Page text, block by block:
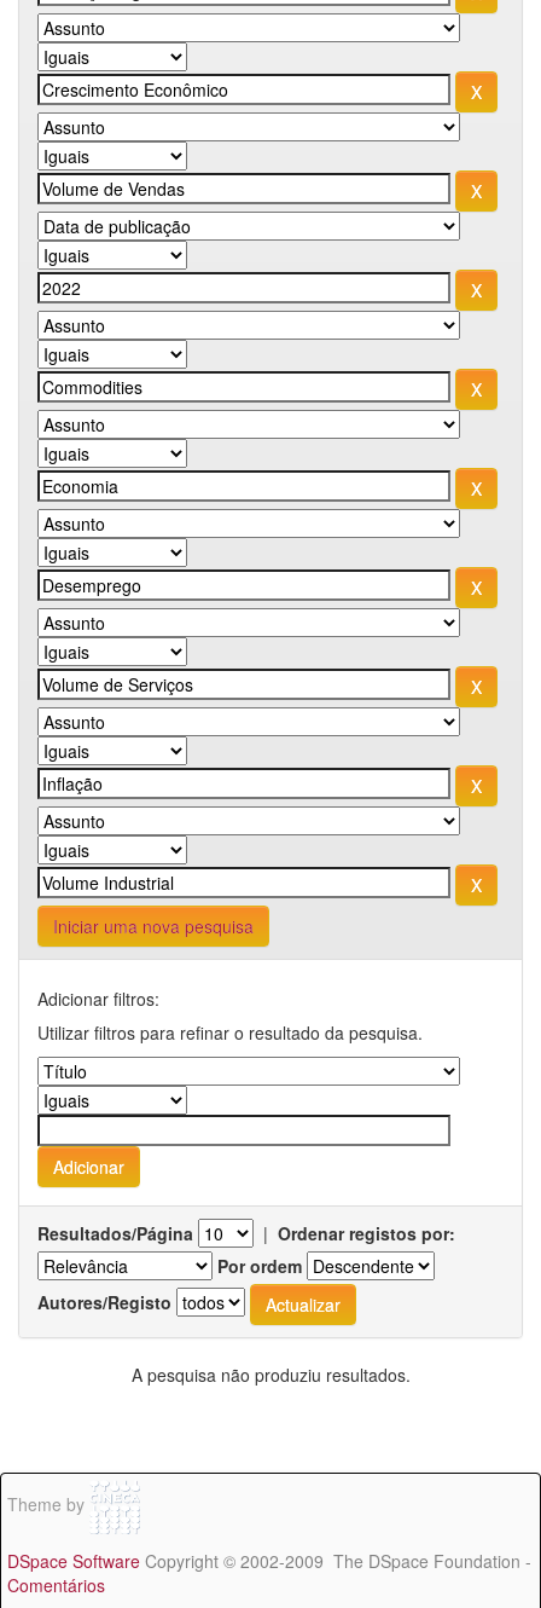
Iniciar uma nova pesquisa
Adicionar filtros:
Utilizar filtros para refinar o resultado da pesquisa.
Resultados/Página | Ordenar registos por:
Por ordem
Autores/Registo
A pesquisa não produziu resultados.
Theme by
DSpace Software Copyright © 2002-2009 The DSpace Foundation -
Comentários